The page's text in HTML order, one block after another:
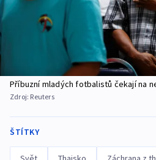
Příbuzní mladých fotbalistů čekají na
Zdroj: Reuters
ŠTÍTKY